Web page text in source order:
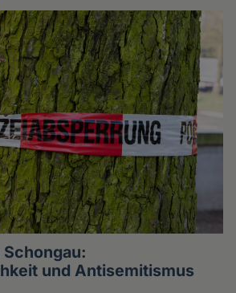
und Antisemitismus